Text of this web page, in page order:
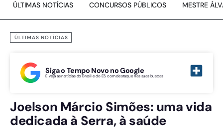
ÚLTIMAS NOTÍCIAS CONCURSOS PÚBLICOS MESTRE
ÚLTIMAS NOTÍCIAS
Siga o Tempo Novo no Google
E veja as notícias do Brasil e do ES com destaque nas suas buscas
Joelson Márcio Simões: uma vida
dedicada à Serra, à saúde